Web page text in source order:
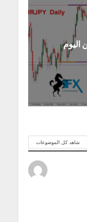
اليوم
شاهد كل الموضوعات